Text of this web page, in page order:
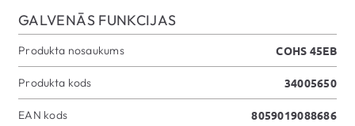
GALVENĀS FUNKCIJAS
Produkta nosaukums COHS 45EB
Produkta kods 34005650
EAN kods 8059019088686